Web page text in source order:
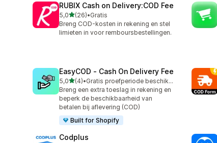
RUBIX Cash on Delivery:COD Fee
5,0van 5 sterren
(26)
26 recensies in totaal
•Gratis
Breng COD-kosten in rekening en stel
limieten in voor remboursbestellingen.
EasyCOD ‑ Cash On Delivery Fee
5,0van 5 sterren
(4)
4 recensies in totaal
•
Gratis proefperiode beschikbaar
Breng een extra toeslag in rekening en
beperk de beschikbaarheid van
betalen bij aflevering (COD)
Built for Shopify
Codplus